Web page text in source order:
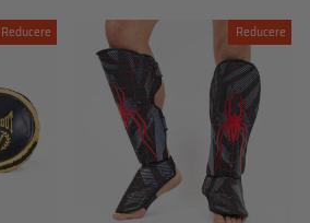
vanzare
Reducere Reducere